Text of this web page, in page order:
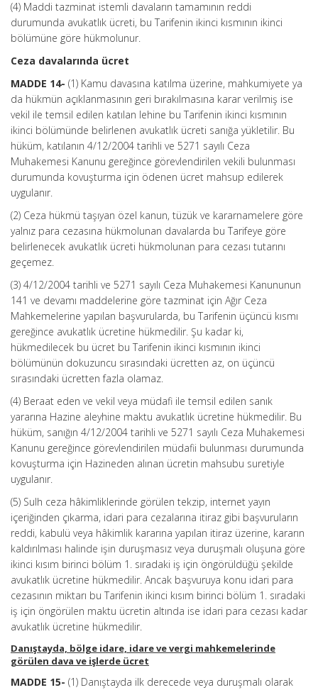
(4) Maddi tazminat istemli davaların tamamının reddi
durumunda avukatlık ücreti, bu Tarifenin ikinci kısmının ikinci
bölümüne göre hükmolunur.
Ceza davalarında ücret
MADDE 14- (1) Kamu davasına katılma üzerine, mahkumiyete ya
da hükmün açıklanmasının geri bırakılmasına karar verilmiş ise
vekil ile temsil edilen katılan lehine bu Tarifenin ikinci kısmının
ikinci bölümünde belirlenen avukatlık ücreti sanığa yükletilir. Bu
hüküm, katılanın 4/12/2004 tarihli ve 5271 sayılı Ceza
Muhakemesi Kanunu gereğince görevlendirilen vekili bulunması
durumunda kovuşturma için ödenen ücret mahsup edilerek
uygulanır.
(2) Ceza hükmü taşıyan özel kanun, tüzük ve kararnamelere göre
yalnız para cezasına hükmolunan davalarda bu Tarifeye göre
belirlenecek avukatlık ücreti hükmolunan para cezası tutarını
geçemez.
(3) 4/12/2004 tarihli ve 5271 sayılı Ceza Muhakemesi Kanununun
141 ve devamı maddelerine göre tazminat için Ağır Ceza
Mahkemelerine yapılan başvurularda, bu Tarifenin üçüncü kısmı
gereğince avukatlık ücretine hükmedilir. Şu kadar ki,
hükmedilecek bu ücret bu Tarifenin ikinci kısmının ikinci
bölümünün dokuzuncu sırasındaki ücretten az, on üçüncü
sırasındaki ücretten fazla olamaz.
(4) Beraat eden ve vekil veya müdafi ile temsil edilen sanık
yararına Hazine aleyhine maktu avukatlık ücretine hükmedilir. Bu
hüküm, sanığın 4/12/2004 tarihli ve 5271 sayılı Ceza Muhakemesi
Kanunu gereğince görevlendirilen müdafii bulunması durumunda
kovuşturma için Hazineden alınan ücretin mahsubu suretiyle
uygulanır.
(5) Sulh ceza hâkimliklerinde görülen tekzip, internet yayın
içeriğinden çıkarma, idari para cezalarına itiraz gibi başvuruların
reddi, kabulü veya hâkimlik kararına yapılan itiraz üzerine, kararın
kaldırılması halinde işin duruşmasız veya duruşmalı oluşuna göre
ikinci kısım birinci bölüm 1. sıradaki iş için öngörüldüğü şekilde
avukatlık ücretine hükmedilir. Ancak başvuruya konu idari para
cezasının miktarı bu Tarifenin ikinci kısım birinci bölüm 1. sıradaki
iş için öngörülen maktu ücretin altında ise idari para cezası kadar
avukatlık ücretine hükmedilir.
Danıştayda, bölge idare, idare ve vergi mahkemelerinde
görülen dava ve işlerde ücret
MADDE 15- (1) Danıştayda ilk derecede veya duruşmalı olarak